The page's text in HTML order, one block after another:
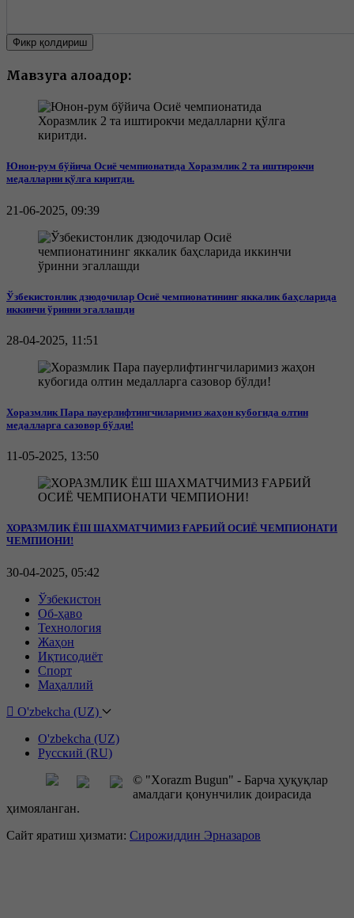
Фикр қолдириш
Мавзуга алоқадор:
Юнон-рум бўйича Осиё чемпионатида Хоразмлик 2 та иштирокчи
медалларни қўлга киритди.
21-06-2025, 09:39
Ўзбекистонлик дзюдочилар Осиё чемпионатининг яккалик баҳсларида
иккинчи ўринни эгаллашди
28-04-2025, 11:51
Хоразмлик Пара пауерлифтингчиларимиз жаҳон кубогида олтин
медалларга сазовор бўлди!
11-05-2025, 13:50
ХОРАЗМЛИК ЁШ ШАХМАТЧИМИЗ ҒАРБИЙ ОСИЁ ЧЕМПИОНАТИ
ЧЕМПИОНИ!
30-04-2025, 05:42
Ўзбекистон
Об-ҳаво
Технология
Жаҳон
Иқтисодиёт
Спорт
Маҳаллий
O'zbekcha (UZ)
O'zbekcha (UZ)
Русский (RU)
© "Xorazm Bugun" - Барча ҳуқуқлар
амалдаги қонунчилик доирасида
ҳимояланган.
Сайт яратиш ҳизмати: Сирожиддин Эрназаров